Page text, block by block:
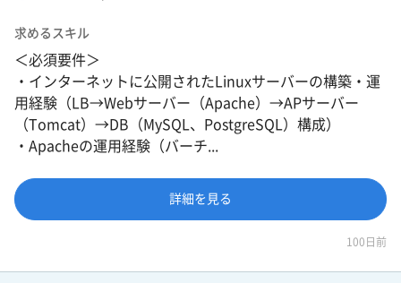
求めるスキル
＜必須要件＞
・インターネットに公開されたLinuxサーバーの構築・運
用経験（LB→Webサーバー（Apache）→APサーバー
（Tomcat）→DB（MySQL、PostgreSQL）構成）
・Apacheの運用経験（バーチ...
詳細を見る
100日前